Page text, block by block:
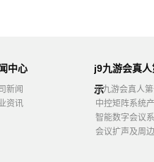
中心
新闻
资讯
j9九游会真
示
j9九游会真人
中控矩阵系统
智能数字会议
会议扩声及周